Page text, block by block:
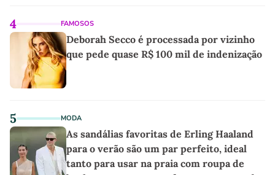
4 FAMOSOS
Deborah Secco é processada por vizinho
que pede quase R$ 100 mil de indenização
5 MODA
As sandálias favoritas de Erling Haaland
para o verão são um par perfeito, ideal
tanto para usar na praia com roupa de